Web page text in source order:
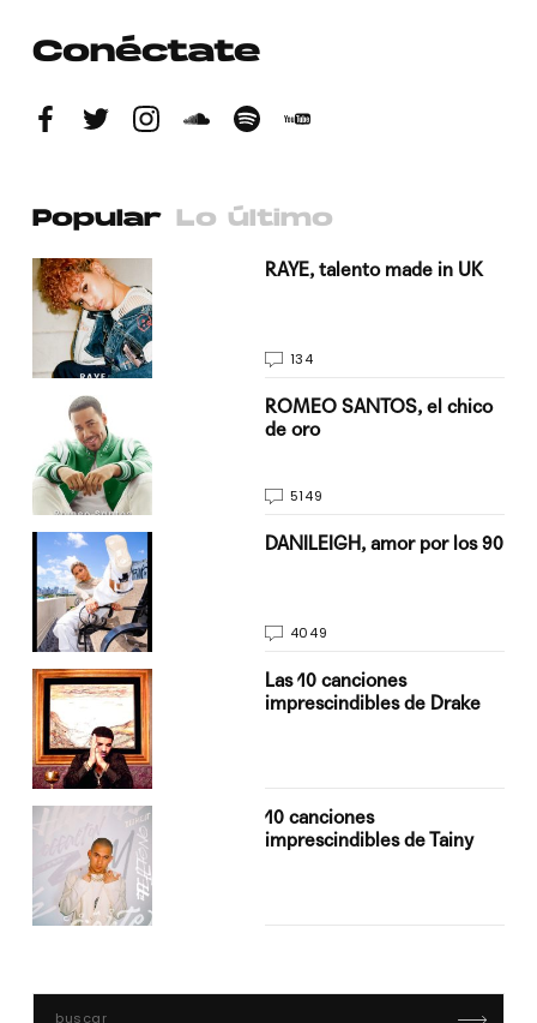
Conéctate
Popular Lo último
RAYE, talento made in UK
134
ROMEO SANTOS, el chico
de oro
5149
DANILEIGH, amor por los 90
4049
Las 10 canciones
imprescindibles de Drake
10 canciones
imprescindibles de Tainy